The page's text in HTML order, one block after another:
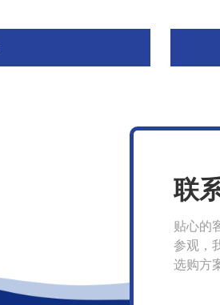
联
贴心的
参观，
选购方